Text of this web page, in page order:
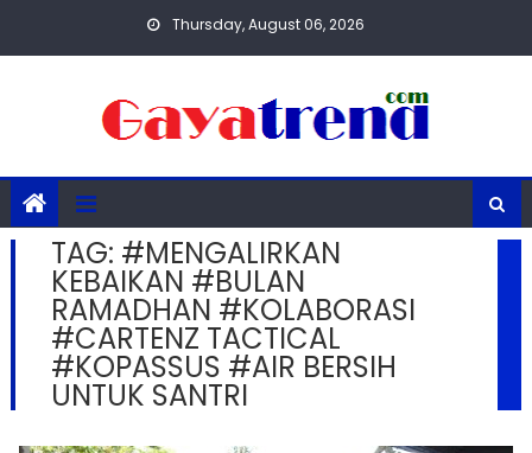
Thursday, August 06, 2026
TAG: #MENGALIRKAN
KEBAIKAN #BULAN
RAMADHAN #KOLABORASI
#CARTENZ TACTICAL
#KOPASSUS #AIR BERSIH
UNTUK SANTRI